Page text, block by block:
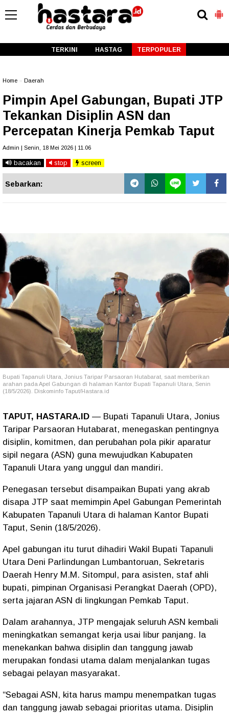
TERKINI HASTAG TERPOPULER
Home Daerah
Pimpin Apel Gabungan, Bupati JTP
Tekankan Disiplin ASN dan
Percepatan Kinerja Pemkab Taput
Admin | Senin, 18 Mei 2026 | 11.06
bacakan stop screen
Sebarkan:
Bupati Tapanuli Utara, Jonius Taripar Parsaoran Hutabarat, saat memberikan
arahan pada Apel Gabungan di halaman Kantor Bupati Tapanuli Utara, Senin
(18/5/2026). Diskominfo Taput/Hastara.id
TAPUT, HASTARA.ID — Bupati Tapanuli Utara, Jonius
Taripar Parsaoran Hutabarat, menegaskan pentingnya
disiplin, komitmen, dan perubahan pola pikir aparatur
sipil negara (ASN) guna mewujudkan Kabupaten
Tapanuli Utara yang unggul dan mandiri.
Penegasan tersebut disampaikan Bupati yang akrab
disapa JTP saat memimpin Apel Gabungan Pemerintah
Kabupaten Tapanuli Utara di halaman Kantor Bupati
Taput, Senin (18/5/2026).
Apel gabungan itu turut dihadiri Wakil Bupati Tapanuli
Utara Deni Parlindungan Lumbantoruan, Sekretaris
Daerah Henry M.M. Sitompul, para asisten, staf ahli
bupati, pimpinan Organisasi Perangkat Daerah (OPD),
serta jajaran ASN di lingkungan Pemkab Taput.
Dalam arahannya, JTP mengajak seluruh ASN kembali
meningkatkan semangat kerja usai libur panjang. Ia
menekankan bahwa disiplin dan tanggung jawab
merupakan fondasi utama dalam menjalankan tugas
sebagai pelayan masyarakat.
“Sebagai ASN, kita harus mampu menempatkan tugas
dan tanggung jawab sebagai prioritas utama. Disiplin